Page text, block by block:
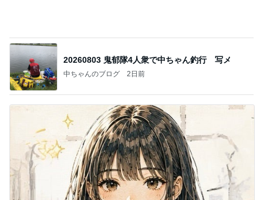
20260803 鬼郁隊4人衆で中ちゃん釣行 写メ
中ちゃんのブログ 2日前